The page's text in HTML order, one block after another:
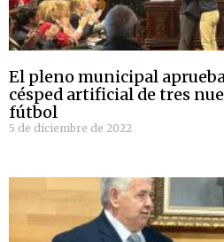
El pleno municipal
césped artificial de tres
fútbol
5 de diciembre de 2022